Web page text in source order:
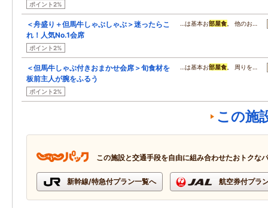
ポイント2%
＜舟盛り＋但馬牛しゃぶしゃぶ＞迷ったらこ
れ！人気No.1会席
ポイント2%
…は基本お部屋食 。 他のお…
＜但馬牛しゃぶ付きおまかせ会席＞旬食材を
板前主人が腕をふるう
ポイント2%
…は基本お部屋食 。 周りを…
この施
この施設と交通手段を自由に組み合わせたおトクな
新幹線/特急付プラン一覧へ 航空券付プラ